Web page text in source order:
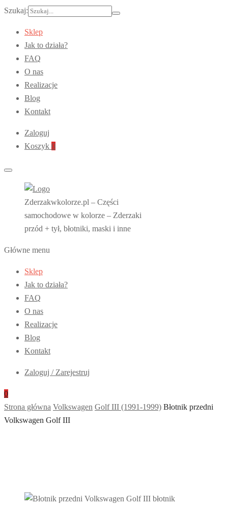
Szukaj:
Sklep
Jak to działa?
FAQ
O nas
Realizacje
Blog
Kontakt
Zaloguj
Koszyk 0
Zderzakwkolorze.pl – Części
samochodowe w kolorze – Zderzaki
przód + tył, błotniki, maski i inne
Główne menu
Sklep
Jak to działa?
FAQ
O nas
Realizacje
Blog
Kontakt
Zaloguj / Zarejestruj
0
Strona główna Volkswagen Golf III (1991-1999) Błotnik przedni
Volkswagen Golf III